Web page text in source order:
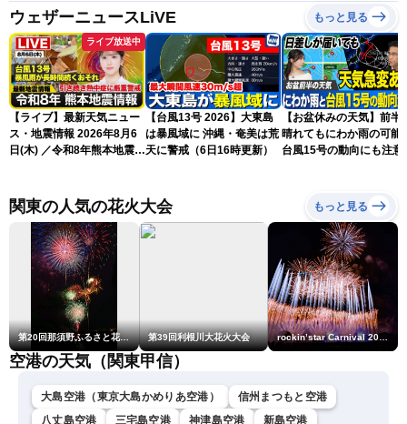
ウェザーニュースLiVE もっと見る
ライブ放送中
【ライブ】最新天気ニュー
ス・地震情報 2026年8月6
日(木) ／令和8年熊本地震情
ースLiVEイブニング・小林
李衣奈／本田竜也〉
【台風13号 2026】大東島
は暴風域に 沖縄・奄美は荒
天に警戒（6日16時更新）
【お盆休みの天気】前半
晴れてもにわか雨の可能
台風15号の動向にも注意
関東の人気の花火大会 もっと見る
第20回那須野ふるさと花火大会 第39回利根川大花火大会
空港の天気（関東甲信）
大島空港（東京大島かめりあ空港）
信州まつもと空港
八丈島空港
三宅島空港 神津島空港
新島空港